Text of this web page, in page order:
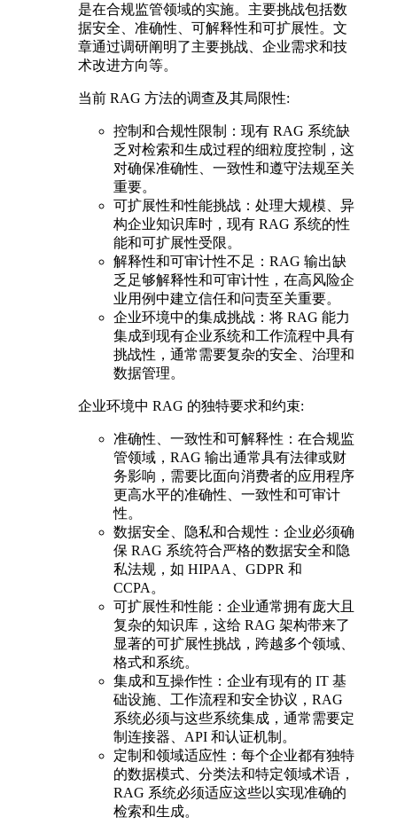
是在合规监管领域的实施。主要挑战包括数
据安全、准确性、可解释性和可扩展性。文
章通过调研阐明了主要挑战、企业需求和技
术改进方向等。
当前 RAG 方法的调查及其局限性:
控制和合规性限制：现有 RAG 系统缺
乏对检索和生成过程的细粒度控制，这
对确保准确性、一致性和遵守法规至关
重要。
可扩展性和性能挑战：处理大规模、异
构企业知识库时，现有 RAG 系统的性
能和可扩展性受限。
解释性和可审计性不足：RAG 输出缺
乏足够解释性和可审计性，在高风险企
业用例中建立信任和问责至关重要。
企业环境中的集成挑战：将 RAG 能力
集成到现有企业系统和工作流程中具有
挑战性，通常需要复杂的安全、治理和
数据管理。
企业环境中 RAG 的独特要求和约束:
准确性、一致性和可解释性：在合规监
管领域，RAG 输出通常具有法律或财
务影响，需要比面向消费者的应用程序
更高水平的准确性、一致性和可审计
性。
数据安全、隐私和合规性：企业必须确
保 RAG 系统符合严格的数据安全和隐
私法规，如 HIPAA、GDPR 和
CCPA。
可扩展性和性能：企业通常拥有庞大且
复杂的知识库，这给 RAG 架构带来了
显著的可扩展性挑战，跨越多个领域、
格式和系统。
集成和互操作性：企业有现有的 IT 基
础设施、工作流程和安全协议，RAG
系统必须与这些系统集成，通常需要定
制连接器、API 和认证机制。
定制和领域适应性：每个企业都有独特
的数据模式、分类法和特定领域术语，
RAG 系统必须适应这些以实现准确的
检索和生成。